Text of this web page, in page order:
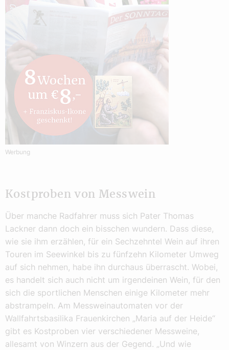
Werbung
Kostproben von Messwein
Über manche Radfahrer muss sich Pater Thomas
Lackner dann doch ein bisschen wundern. Dass diese,
wie sie ihm erzählen, für ein Sechzehntel Wein auf ihren
Touren im Seewinkel bis zu fünfzehn Kilometer Umweg
auf sich nehmen, habe ihn durchaus überrascht. Wobei,
es handelt sich auch nicht um irgendeinen Wein, für den
sich die sportlichen Menschen einige Kilometer mehr
abstrampeln. Am Messweinautomaten vor der
Wallfahrtsbasilika Frauenkirchen „Maria auf der Heide“
gibt es Kostproben vier verschiedener Messweine,
allesamt von Winzern aus der Gegend. „Und wie